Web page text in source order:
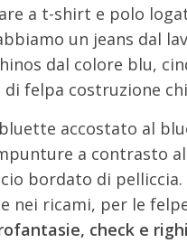
a t-shirt e polo
un jeans dal
dal colore blu,
felpa costruzione
accostato al
a contrasto
bordato di
nei ricami, per le
check e